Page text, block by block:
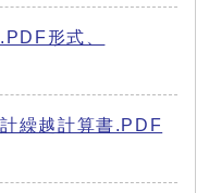
形式、
繰越計算書.PDF